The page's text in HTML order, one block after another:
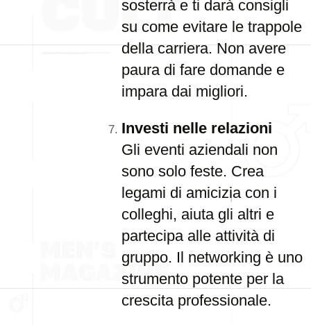
sosterrà e ti darà consigli
su come evitare le trappole
della carriera. Non avere
paura di fare domande e
impara dai migliori.
Investi nelle relazioni
Gli eventi aziendali non
sono solo feste. Crea
legami di amicizia con i
colleghi, aiuta gli altri e
partecipa alle attività di
gruppo. Il networking è uno
strumento potente per la
crescita professionale.